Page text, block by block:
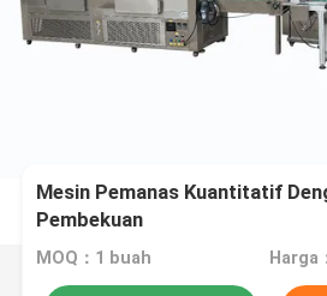
Mesin Pemanas Kuantitatif
Pembekuan
MOQ：1 buah Harga